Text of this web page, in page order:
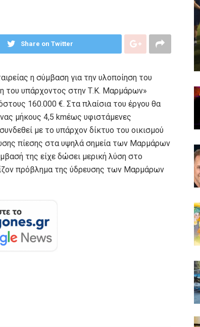
Share on Twitter
η σύμβαση για την υλοποίηση του
του υπάρχοντος στην Τ.Κ. Μαρμάρων»
160.000 €. Στα πλαίσια του έργου θα
μήκους 4,5 kmέως υφιστάμενες
με το υπάρχον δίκτυο του οικισμού
πίεσης στα υψηλά σημεία των Μαρμάρων
της είχε δώσει μερική λύση στο
πρόβλημα της ύδρευσης των Μαρμάρων